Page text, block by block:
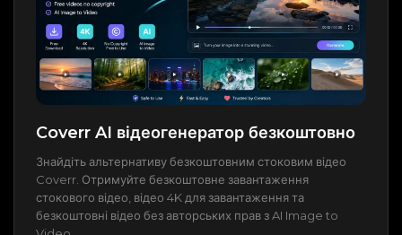
Coverr AI відеогенератор безкоштовно
Знайдіть альтернативу безкоштовним стоковим відео
Coverr. Отримуйте безкоштовне завантаження
стокового відео, відео 4K для завантаження та
безкоштовні відео без авторських прав з AI Image to